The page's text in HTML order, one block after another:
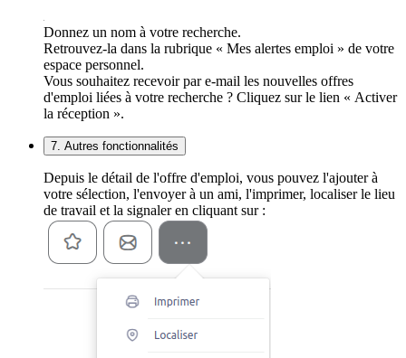
Donnez un nom à votre recherche.
Retrouvez-la dans la rubrique « Mes alertes emploi » de votre
espace personnel.
Vous souhaitez recevoir par e-mail les nouvelles offres
d'emploi liées à votre recherche ? Cliquez sur le lien « Activer
la réception ».
7. Autres fonctionnalités
Depuis le détail de l'offre d'emploi, vous pouvez l'ajouter à
votre sélection, l'envoyer à un ami, l'imprimer, localiser le lieu
de travail et la signaler en cliquant sur :